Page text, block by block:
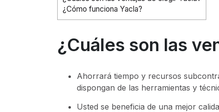
¿Cómo funciona Yacla?
¿Cuáles son las
Ahorrará tiempo y recursos
dispongan de las herramientas y
Usted se beneficia de una mejor